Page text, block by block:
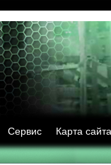
Сервис
Карта сайта